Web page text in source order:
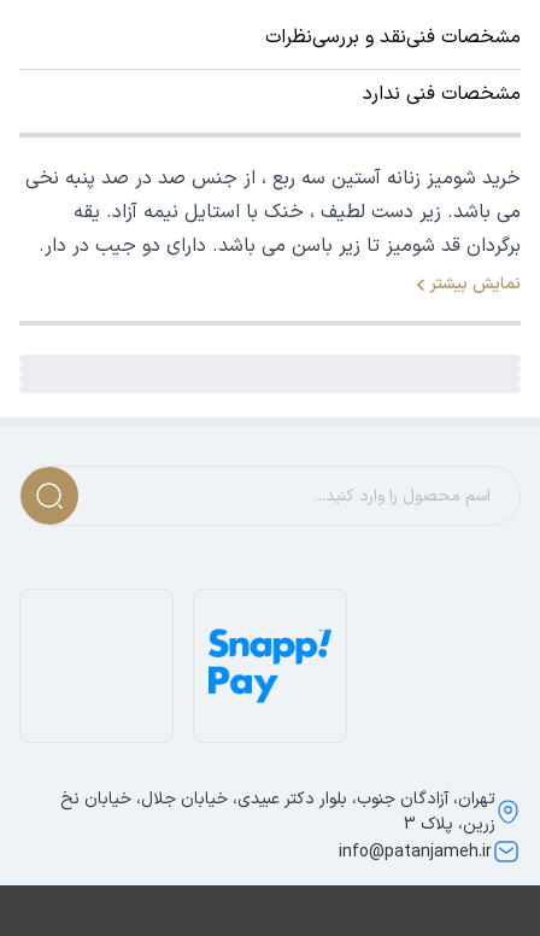
مشخصات فنینقد و بررسینظرات
مشخصات فنی ندارد
خرید شومیز زنانه آستین سه ربع ، از جنس صد در صد پنبه نخی
می باشد. زیر دست لطیف ، خنک با استایل نیمه آزاد. یقه
برگردان قد شومیز تا زیر باسن می باشد. دارای دو جیب در دار.
نمایش بیشتر
تهران، آزادگان جنوب، بلوار دکتر عبیدی، خیابان جلال، خیابان نخ
زرین، پلاک 3
info@patanjameh.ir